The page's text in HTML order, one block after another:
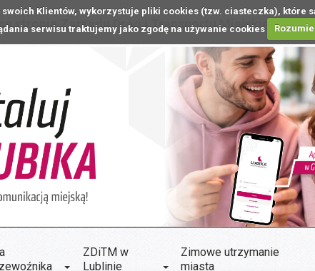
Klientów, wykorzystuje pliki cookies (tzw. ciasteczka), które
serwisu traktujemy jako zgodę na używanie cookies
na stronie Zarządu Dróg i Transportu Miejskiego w
ZDiTM w
Lublinie
Zimowe utrzymanie
miasta